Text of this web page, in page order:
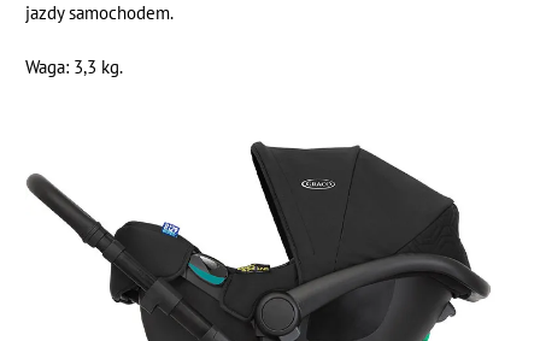
jazdy samochodem.
Waga: 3,3 kg.